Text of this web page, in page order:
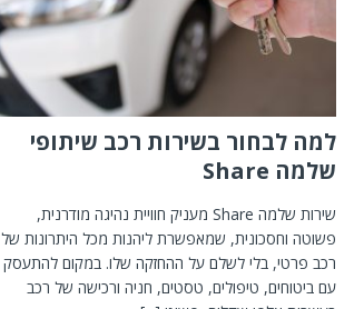
למה לבחור בשירות רכב שיתופי
שלמה Share
שירות שלמה Share מעניק חוויית נהיגה מודרנית,
פשוטה וחסכונית, שמאפשרת ליהנות מכל היתרונות של
רכב פרטי, בלי לשלם על ההחזקה שלו. במקום להתעסק
עם ביטוחים, טיפולים, טסטים, חניה ורכישה של רכב